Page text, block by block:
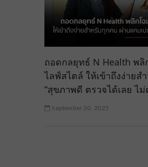
ถอดกลยุทธ์ N Health พ
ไลฟ์สไตล์ ให้เข้าถึงง่าย
“สุขภาพดี ตรวจได้เลย ไม่
September 30, 2025